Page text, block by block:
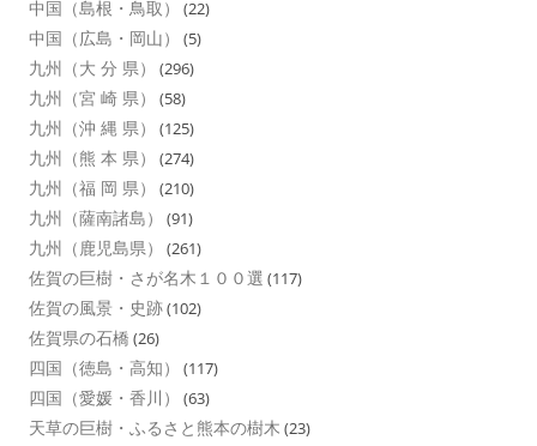
中国（島根・鳥取） (22)
中国（広島・岡山） (5)
九州（大 分 県） (296)
九州（宮 崎 県） (58)
九州（沖 縄 県） (125)
九州（熊 本 県） (274)
九州（福 岡 県） (210)
九州（薩南諸島） (91)
九州（鹿児島県） (261)
佐賀の巨樹・さが名木１００選 (117)
佐賀の風景・史跡(102)
佐賀県の石橋 (26)
四国（徳島・高知） (117)
四国（愛媛・香川） (63)
天草の巨樹・ふるさと熊本の樹木 (23)